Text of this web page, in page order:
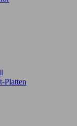
Platten